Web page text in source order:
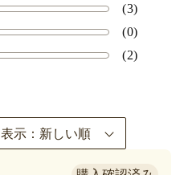
(3)
(0)
(2)
表示：新しい順